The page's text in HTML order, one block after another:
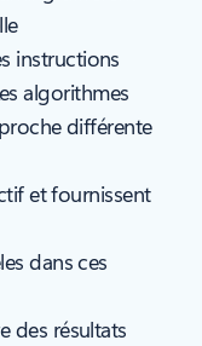
instructions
algorithmes
différente
et fournissent
dans ces
des résultats